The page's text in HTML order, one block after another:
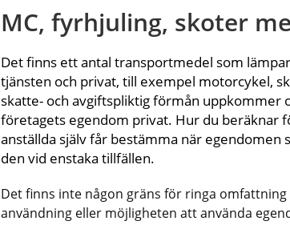
MC, fyrhjuling, skoter
Det finns ett antal transportmedel som
tjänsten och privat, till exempel motorcykel,
skatte- och avgiftspliktig förmån uppkommer
företagets egendom privat. Hur du beräknar
anställda själv får bestämma när egendomen
den vid enstaka tillfällen.
Det finns inte någon gräns för ringa
användning eller möjligheten att använda